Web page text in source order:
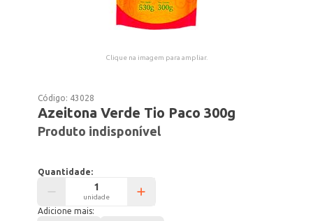
Clique na imagem para ampliar.
Código: 43028
Azeitona Verde Tio Paco 300g
Produto indisponível
Quantidade:
unidade
Adicione mais: